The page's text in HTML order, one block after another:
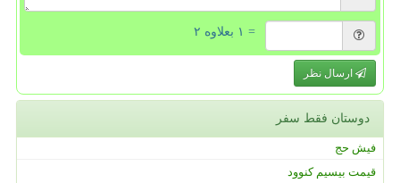
= ۱ بعلاوه ۲
ارسال نظر
دوستان فقط سفر
فیش حج
قیمت بیسیم کنوود